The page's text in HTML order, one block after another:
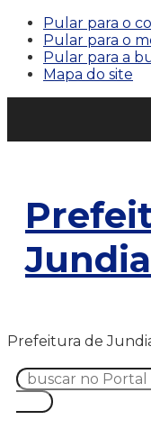
Pular para o
Pular para o
Pular para a
Mapa do site
Prefeitura de